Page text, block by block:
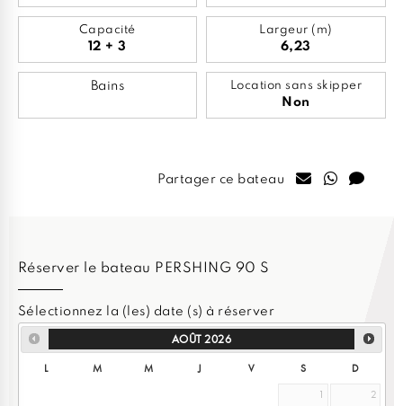
Capacité
12 + 3
Largeur (m)
6,23
Bains Location sans skipper
Non
Partager ce bateau
Réserver le bateau PERSHING 90 S
Sélectionnez la (les) date (s) à réserver
AOÛT 2026
L M M J V S
D
1
2